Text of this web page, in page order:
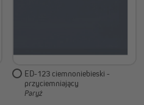
ED-123 ciemnoniebieski -
przyciemniający
Paryż